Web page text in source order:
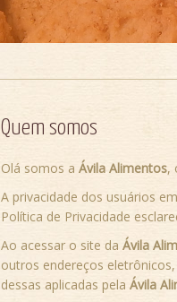
Quem somos
Olá somos a Ávila Alimentos,
A privacidade dos usuários
Política de Privacidade
Ao acessar o site da Ávila
outros endereços
dessas aplicadas pela Ávila